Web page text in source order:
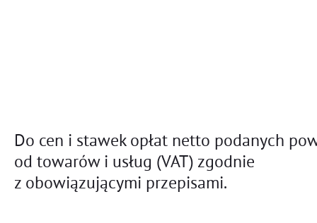
Do cen i stawek opłat netto podanych
od towarów i usług (VAT) zgodnie
z obowiązującymi przepisami.